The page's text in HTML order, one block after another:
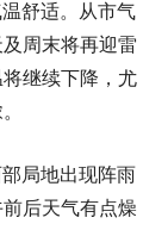
舒适。从市气
周末将再迎雷
继续下降，尤
局地出现阵雨
后天气有点燥